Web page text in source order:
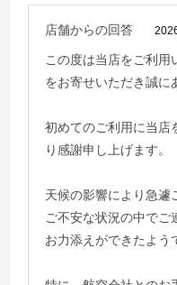
店舗からの回答
この度は当店をご利用
をお寄せいただき誠に
初めてのご利用に当店
り感謝申し上げます。
天候の影響により急遽
ご不安な状況の中でご
お力添えができたよう